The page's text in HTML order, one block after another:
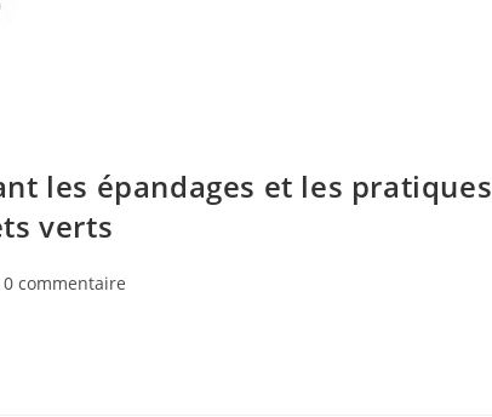
les épandages et les pratiques
verts
0 commentaire